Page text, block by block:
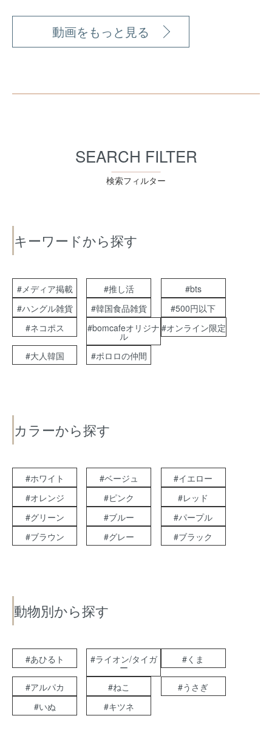
動画をもっと見る
SEARCH FILTER
検索フィルター
キーワードから探す
#メディア掲載 #推し活
#bts
#ハングル雑貨
#韓国食品雑貨
#500円以下
#ネコポス
#bomcafeオリジナ
ル
#オンライン限定
#大人韓国 #ポロロの仲間
カラーから探す
#ホワイト #ベージュ
#イエロー
#オレンジ
#ピンク
#レッド
#グリーン
#ブルー
#パープル
#ブラウン
#グレー #ブラック
動物別から探す
#あひるト #ライオン/タイガ
ー
#くま
#アルパカ #ねこ
#うさぎ
#いぬ
#キツネ